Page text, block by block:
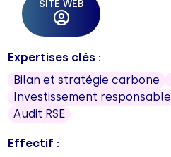
SITE WEB
Expertises clés :
Bilan et stratégie carbone
Investissement responsable
Audit RSE
Effectif :